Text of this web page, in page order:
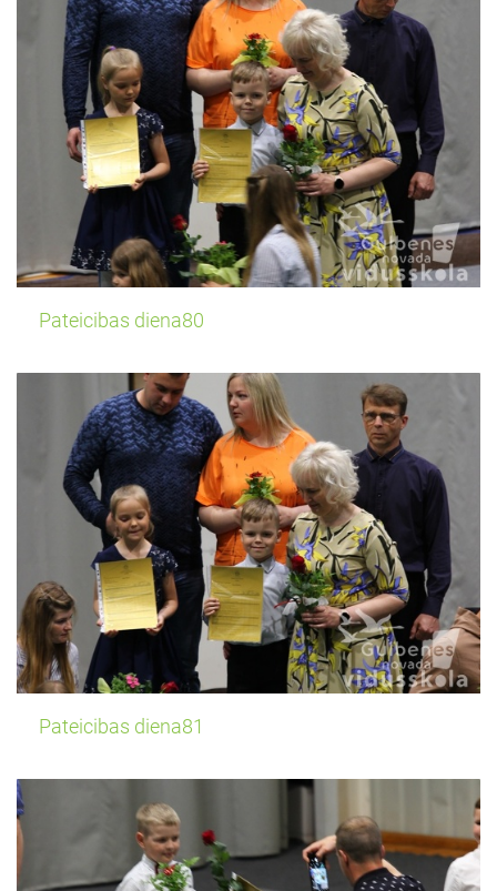
Pateicibas diena80
Pateicibas diena81